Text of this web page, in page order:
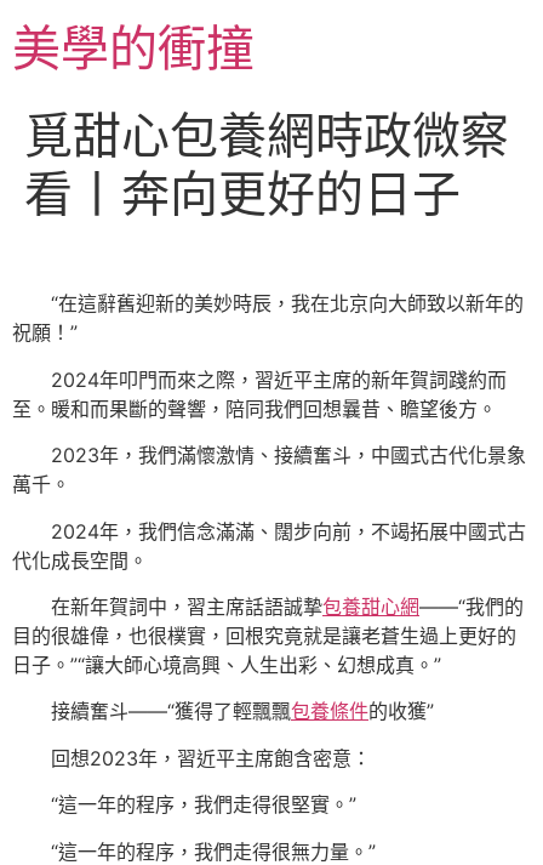
至
主美學的衝撞
覓甜心包養網時政微察
看丨奔向更好的日子
“在這辭舊迎新的美妙時辰，我在北京向大師致以新年的
祝願！”
2024年叩門而來之際，習近平主席的新年賀詞踐約而
至。暖和而果斷的聲響，陪同我們回想曩昔、瞻望後方。
2023年，我們滿懷激情、接續奮斗，中國式古代化景象
萬千。
2024年，我們信念滿滿、闊步向前，不竭拓展中國式古
代化成長空間。
在新年賀詞中，習主席話語誠摯包養甜心網——“我們的
目的很雄偉，也很樸實，回根究竟就是讓老蒼生過上更好的
日子。”“讓大師心境高興、人生出彩、幻想成真。”
接續奮斗——“獲得了輕飄飄包養條件的收獲”
回想2023年，習近平主席飽含密意：
“這一年的程序，我們走得很堅實。”
“這一年的程序，我們走得很無力量。”